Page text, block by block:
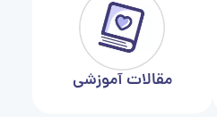
مقالات آموزشی